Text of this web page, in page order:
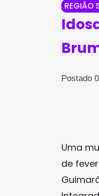
REGIÃO
Postado
Uma
de